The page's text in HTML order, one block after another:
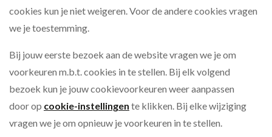
cookies kun je niet weigeren. Voor de andere cookies vragen
we je toestemming.
Bij jouw eerste bezoek aan de website vragen we je om
voorkeuren m.b.t. cookies in te stellen. Bij elk volgend
bezoek kun je jouw cookievoorkeuren weer aanpassen
door op cookie-instellingen te klikken. Bij elke wijziging
vragen we je om opnieuw je voorkeuren in te stellen.